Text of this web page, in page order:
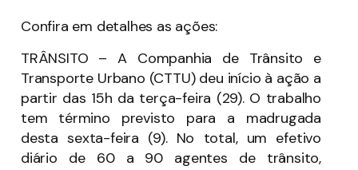
Confira em detalhes as ações:
TRÂNSITO – A Companhia de Trânsito e
Transporte Urbano (CTTU) deu início à ação a
partir das 15h da terça-feira (29). O trabalho
tem término previsto para a madrugada
desta sexta-feira (9). No total, um efetivo
diário de 60 a 90 agentes de trânsito,